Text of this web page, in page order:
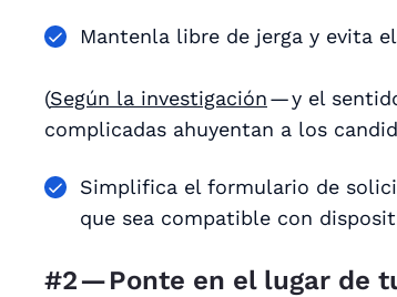
Mantenla libre de jerga y evita
(Según la investigación— y el
complicadas ahuyentan a los
Simplifica el formulario de
que sea compatible con
#2 — Ponte en el lugar de